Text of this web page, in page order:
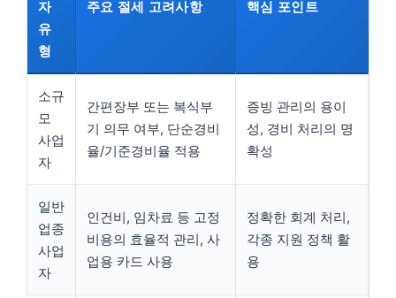
자
유
형
주요 절세 고려사항 핵심 포인트
소규
모
사업
자
간편장부 또는 복식부
기 의무 여부, 단순경비
율/기준경비율 적용
증빙 관리의 용이
성, 경비 처리의 명
확성
일반
업종
사업
자
인건비, 임차료 등 고정
비용의 효율적 관리, 사
업용 카드 사용
정확한 회계 처리,
각종 지원 정책 활
용